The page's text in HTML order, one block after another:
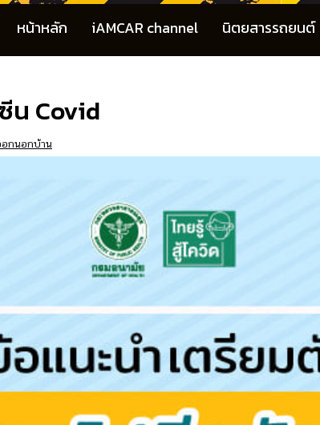
หน้าหลัก iAMCAR channel นิตยสารรถยนต์
น Covid
กนอกบ้าน